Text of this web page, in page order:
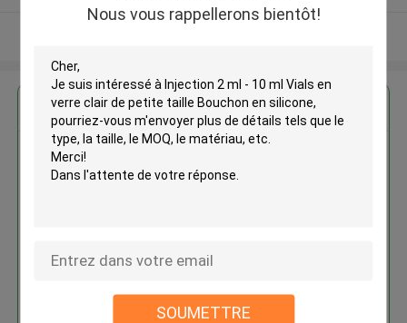
Nous vous rappellerons bientôt!
SOUMETTRE
verre clair de petite taille
Continuer